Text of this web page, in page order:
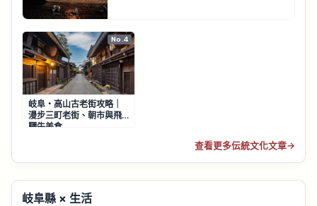
No.4
岐阜・高山古老街攻略｜
漫步三町老街、朝市與飛
驒牛美食
查看更多伝統文化文章→
岐阜縣 × 生活